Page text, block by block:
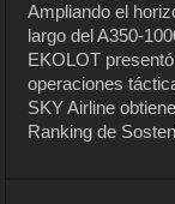
Ampliando el
largo del A350-
EKOLOT
operaciones
SKY Airline
Ranking de